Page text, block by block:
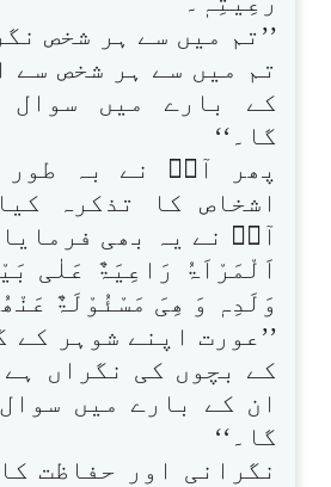
’’تم میں سے ہر شخص
تم میں سے ہر شخص سے
کے بارے میں سوال
گا۔‘‘
پھر آپؐ نے بہ طور
اشخاص کا تذکرہ
آپؐ نے یہ بھی
اَلْمَرْاَۃُ رَاعِیَۃٌ عَلٰی
وَلَدِہٖ وَ ھِیَ مَسْئُوْلَۃٌ
’’عورت اپنے شوہر کے
کے بچوں کی نگراں
ان کے بارے میں
گا۔‘‘
نگرانی اور حفاظت